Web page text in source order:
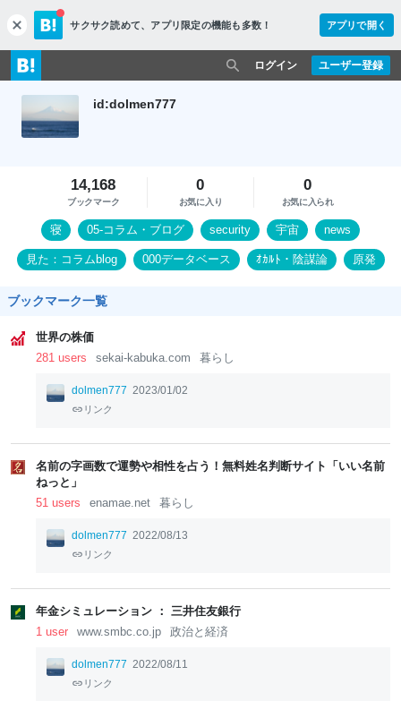
c
l
o
s
e
サクサク読めて、 アプリ限定の機能も多数！ アプリで開く
ユーザー登録
ログイン
id:dolmen777
14,168
ブックマーク
0
お気に入り
0
お気に入られ
寝 05-コラム・ブログ security 宇宙 news
見た：コラムblog 000データベース ｵｶﾙﾄ・陰謀論 原発
ブックマーク一覧
世界の株価
281 users
sekai-kabuka.com 暮らし
dolmen777 2023/01/02
リンク
名前の字画数で運勢や相性を占う！無料姓名判断サイト「いい名前
ねっと」
51 users
enamae.net 暮らし
dolmen777 2022/08/13
リンク
年金シミュレーション ： 三井住友銀行
1 user
www.smbc.co.jp 政治と経済
dolmen777 2022/08/11
リンク